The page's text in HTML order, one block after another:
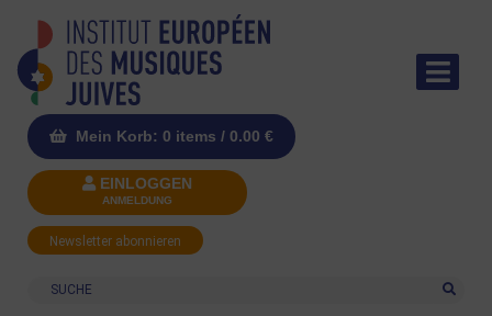
Mein Korb: 0 items / 0.00 €
EINLOGGEN
ANMELDUNG
Newsletter abonnieren
Suche